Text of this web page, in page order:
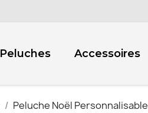
Peluches Accessoires
Peluche Noël Personnalisable